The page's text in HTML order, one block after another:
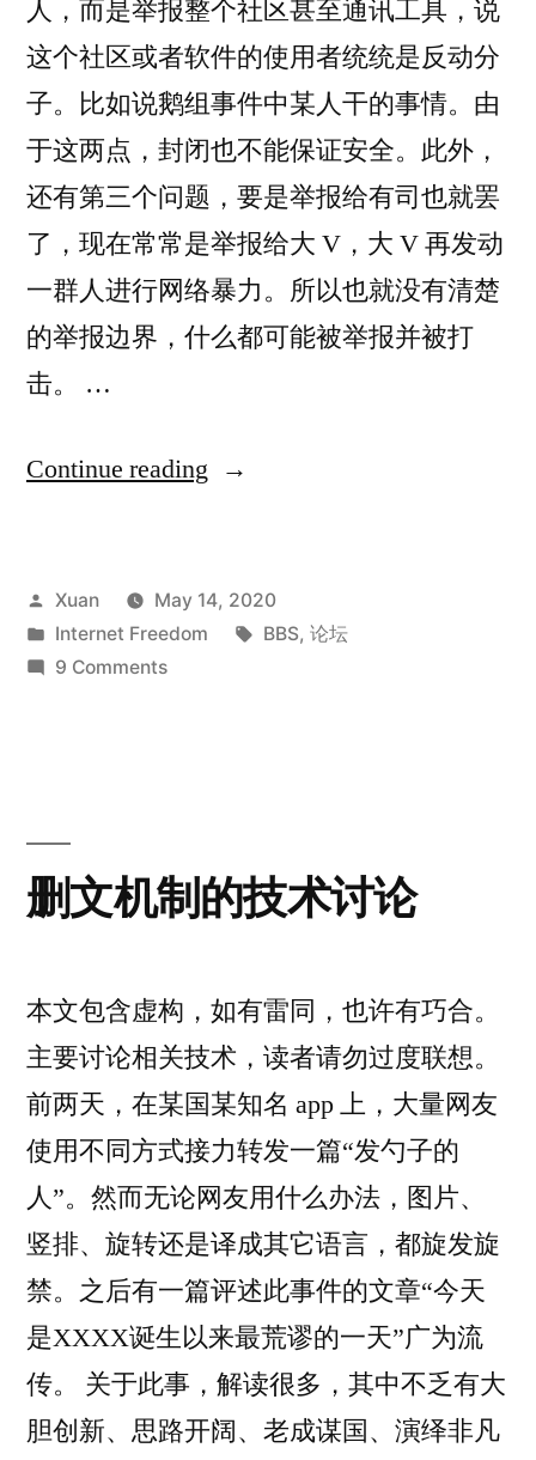
人，而是举报整个社区甚至通讯工具，说
这个社区或者软件的使用者统统是反动分
子。比如说鹅组事件中某人干的事情。由
于这两点，封闭也不能保证安全。此外，
还有第三个问题，要是举报给有司也就罢
了，现在常常是举报给大 V，大 V 再发动
一群人进行网络暴力。所以也就没有清楚
的举报边界，什么都可能被举报并被打
击。 …
Continue reading “中
联
论
失：
不
同
用
户
眼
中
的
过
去
Posted
by
Xuan
May 14, 2020
Posted
in
Internet Freedom Tags:
BBS, 论坛
9 Commentson
严
论
消
失：
不
同
用
户
的
过
去
与
删文机制的技术讨论
本文包含虚构，如有雷同，也许有巧合。
主要讨论相关技术，读者请勿过度联想。
前两天，在某国某知名 app 上，大量网友
使用不同方式接力转发一篇“发勺子的
人”。然而无论网友用什么办法，图片、
竖排、旋转还是译成其它语言，都旋发旋
禁。之后有一篇评述此事件的文章“今天
是XXXX诞生以来最荒谬的一天”广为流
传。 关于此事，解读很多，其中不乏有大
胆创新、思路开阔、老成谋国、演绎非凡